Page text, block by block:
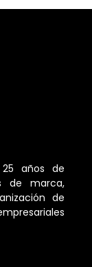
años de
de marca,
de